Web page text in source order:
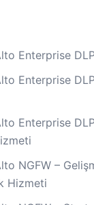
Enterprise
Enterprise
Enterprise
NGFW –
Hizmeti